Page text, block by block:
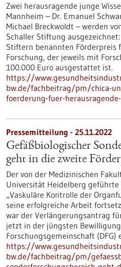
Zwei herausragende junge
Mannheim – Dr. Emanuel
Michael Breckwoldt – werden
Schaller Stiftung
Stiftern benannten Förderpreis
Forschung, der jeweils mit
100.000 Euro ausgestattet ist.
https://
bw.de/fachbeitrag/pm/chica-
foerderung-fuer-
Pressemitteilung - 25.11.2022
Gefäßbiologischer
geht in die zweite
Der von der Medizinischen
Universität Heidelberg
„Vaskuläre Kontrolle der
seine erfolgreiche Arbeit
war der Verlängerungsantrag
jetzt in der jüngsten
Forschungsgemeinschaft (DFG)
https://
bw.de/fachbeitrag/pm/